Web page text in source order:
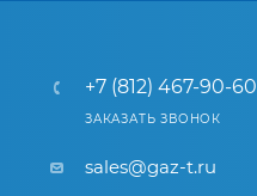
+7 (812) 467-90-60
ЗАКАЗАТЬ ЗВОНОК
sales@gaz-t.ru